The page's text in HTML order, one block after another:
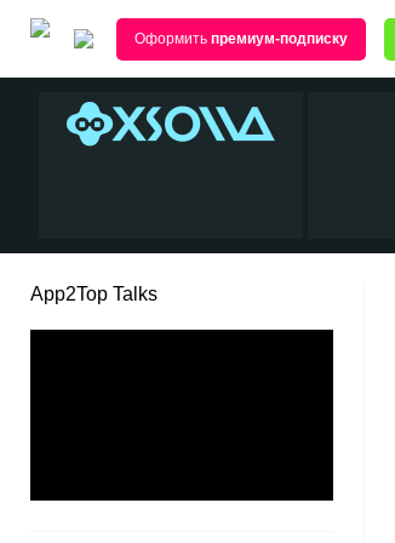
Оформить премиум-подписку
App2Top Talks